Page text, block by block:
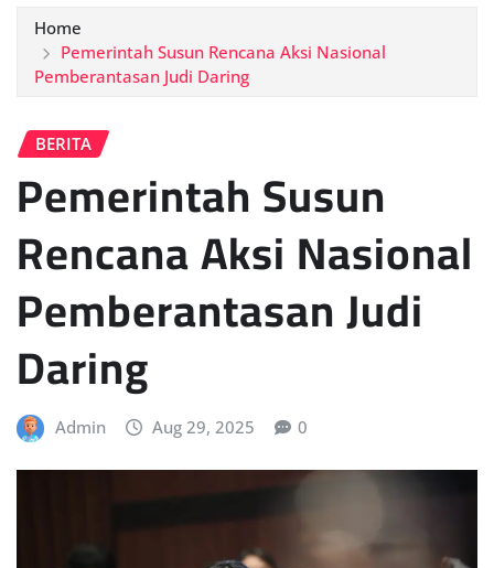
Home
Pemerintah Susun Rencana Aksi Nasional
Pemberantasan Judi Daring
BERITA
Pemerintah Susun
Rencana Aksi Nasional
Pemberantasan Judi
Daring
Admin Aug 29, 2025 0